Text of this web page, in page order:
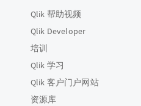
Qlik 帮助视频
Qlik Developer
培训
Qlik 学习
Qlik 客户门户网站
资源库